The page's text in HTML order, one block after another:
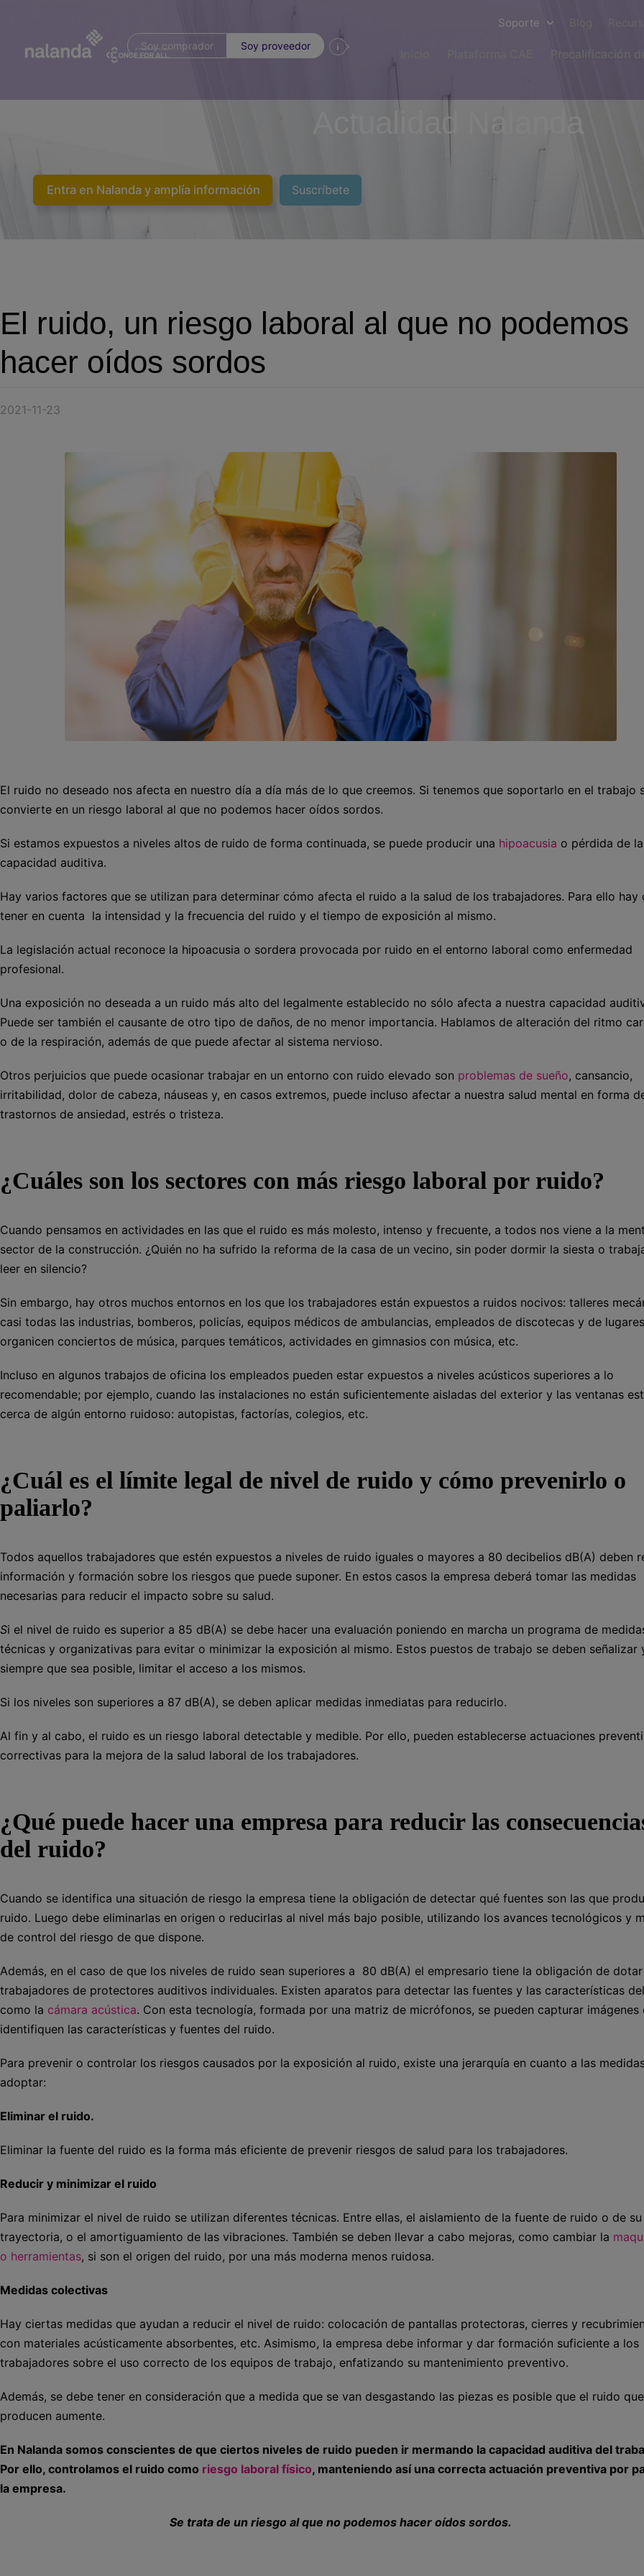
Soy comprador Soy proveedor
Soporte
Precalificación
Actualidad Nalanda
Entra en Nalanda y amplía información Suscríbete
El ruido, un riesgo laboral al que no podemos
hacer oídos sordos
2021-11-23
El ruido no deseado nos afecta en nuestro día a día más de lo que creemos. Si tenemos que soportarlo en el trabajo
convierte en un riesgo laboral al que no podemos hacer oídos sordos.
Si estamos expuestos a niveles altos de ruido de forma continuada, se puede producir una hipoacusia o pérdida de la
capacidad auditiva.
Hay varios factores que se utilizan para determinar cómo afecta el ruido a la salud de los trabajadores. Para ello hay
tener en cuenta la intensidad y la frecuencia del ruido y el tiempo de exposición al mismo.
La legislación actual reconoce la hipoacusia o sordera provocada por ruido en el entorno laboral como enfermedad
profesional.
Una exposición no deseada a un ruido más alto del legalmente establecido no sólo afecta a nuestra capacidad
Puede ser también el causante de otro tipo de daños, de no menor importancia. Hablamos de alteración del ritmo
o de la respiración, además de que puede afectar al sistema nervioso.
Otros perjuicios que puede ocasionar trabajar en un entorno con ruido elevado son problemas de sueño, cansancio,
irritabilidad, dolor de cabeza, náuseas y, en casos extremos, puede incluso afectar a nuestra salud mental en forma
trastornos de ansiedad, estrés o tristeza.
¿Cuáles son los sectores con más riesgo laboral por ruido?
Cuando pensamos en actividades en las que el ruido es más molesto, intenso y frecuente, a todos nos viene a la
sector de la construcción. ¿Quién no ha sufrido la reforma de la casa de un vecino, sin poder dormir la siesta o
leer en silencio?
Sin embargo, hay otros muchos entornos en los que los trabajadores están expuestos a ruidos nocivos: talleres
casi todas las industrias, bomberos, policías, equipos médicos de ambulancias, empleados de discotecas y de
organicen conciertos de música, parques temáticos, actividades en gimnasios con música, etc.
Incluso en algunos trabajos de oficina los empleados pueden estar expuestos a niveles acústicos superiores a lo
recomendable; por ejemplo, cuando las instalaciones no están suficientemente aisladas del exterior y las ventanas
cerca de algún entorno ruidoso: autopistas, factorías, colegios, etc.
¿Cuál es el límite legal de nivel de ruido y cómo prevenirlo o
paliarlo?
Todos aquellos trabajadores que estén expuestos a niveles de ruido iguales o mayores a 80 decibelios dB(A) deben
información y formación sobre los riesgos que puede suponer. En estos casos la empresa deberá tomar las medidas
necesarias para reducir el impacto sobre su salud.
Si el nivel de ruido es superior a 85 dB(A) se debe hacer una evaluación poniendo en marcha un programa de
técnicas y organizativas para evitar o minimizar la exposición al mismo. Estos puestos de trabajo se deben señalizar
siempre que sea posible, limitar el acceso a los mismos.
Si los niveles son superiores a 87 dB(A), se deben aplicar medidas inmediatas para reducirlo.
Al fin y al cabo, el ruido es un riesgo laboral detectable y medible. Por ello, pueden establecerse actuaciones
correctivas para la mejora de la salud laboral de los trabajadores.
¿Qué puede hacer una empresa para reducir las
del ruido?
Cuando se identifica una situación de riesgo la empresa tiene la obligación de detectar qué fuentes son las que
ruido. Luego debe eliminarlas en origen o reducirlas al nivel más bajo posible, utilizando los avances tecnológicos y
de control del riesgo de que dispone.
Además, en el caso de que los niveles de ruido sean superiores a 80 dB(A) el empresario tiene la obligación de
trabajadores de protectores auditivos individuales. Existen aparatos para detectar las fuentes y las características
como la cámara acústica. Con esta tecnología, formada por una matriz de micrófonos, se pueden capturar imágenes
identifiquen las características y fuentes del ruido.
Para prevenir o controlar los riesgos causados por la exposición al ruido, existe una jerarquía en cuanto a las
adoptar:
Eliminar el ruido.
Eliminar la fuente del ruido es la forma más eficiente de prevenir riesgos de salud para los trabajadores.
Reducir y minimizar el ruido
Para minimizar el nivel de ruido se utilizan diferentes técnicas. Entre ellas, el aislamiento de la fuente de ruido o de su
trayectoria, o el amortiguamiento de las vibraciones. También se deben llevar a cabo mejoras, como cambiar la
o herramientas, si son el origen del ruido, por una más moderna menos ruidosa.
Medidas colectivas
Hay ciertas medidas que ayudan a reducir el nivel de ruido: colocación de pantallas protectoras, cierres y
con materiales acústicamente absorbentes, etc. Asimismo, la empresa debe informar y dar formación suficiente a los
trabajadores sobre el uso correcto de los equipos de trabajo, enfatizando su mantenimiento preventivo.
Además, se debe tener en consideración que a medida que se van desgastando las piezas es posible que el ruido que
producen aumente.
En Nalanda somos conscientes de que ciertos niveles de ruido pueden ir mermando la capacidad auditiva del
Por ello, controlamos el ruido como riesgo laboral físico, manteniendo así una correcta actuación preventiva por
la empresa.
Se trata de un riesgo al que no podemos hacer oídos sordos.